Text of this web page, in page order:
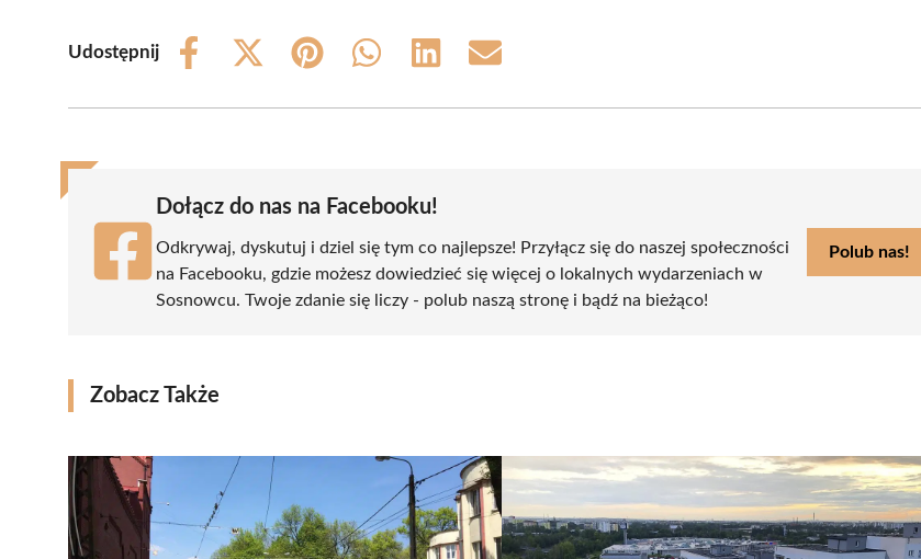
Udostępnij
Share
Share
(Twitter)
Share
Share
Share
Share
Dołącz do nas na Facebooku!
Odkrywaj, dyskutuj i dziel się tym co najlepsze! Przyłącz się do naszej społeczności
na Facebooku, gdzie możesz dowiedzieć się więcej o lokalnych wydarzeniach w
Sosnowcu. Twoje zdanie się liczy - polub naszą stronę i bądź na bieżąco!
Polub nas!
Zobacz Także